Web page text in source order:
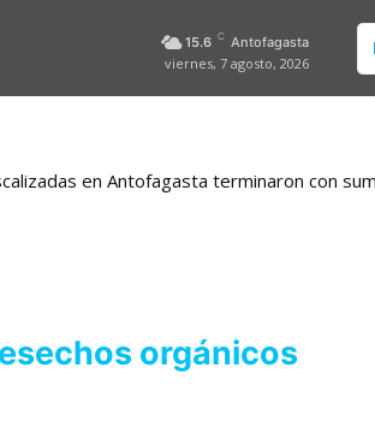
15.6 C Antofagasta
viernes, 7 agosto, 2026
en Antofagasta terminaron con
orgánicos